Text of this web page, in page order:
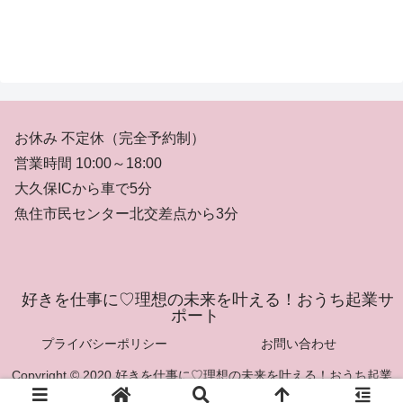
お休み 不定休（完全予約制）
営業時間 10:00～18:00
大久保ICから車で5分
魚住市民センター北交差点から3分
好きを仕事に♡理想の未来を叶える！おうち起業サ
ポート
プライバシーポリシー お問い合わせ
Copyright © 2020 好きを仕事に♡理想の未来を叶える！おうち起業
サポート All Rights Reserved.